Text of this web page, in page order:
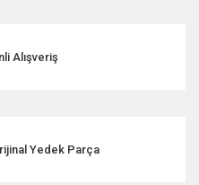
Alışveriş
Yedek Parça